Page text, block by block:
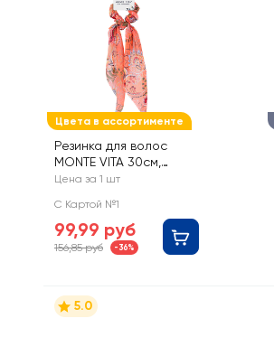
Цвета в ассортименте
Резинка для волос
MONTE VITA 30см,
скранч с хвостиками
Цена за 1 шт
С Картой №1
99,99 руб
156,85 руб -36%
5.0